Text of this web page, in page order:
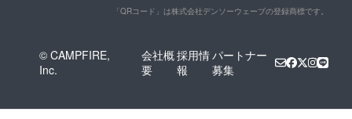
「QRコード」は株式会社デンソーウェーブの登録商標です。
© CAMPFIRE,
Inc.
会社概
要
採用情
報
パートナー
募集